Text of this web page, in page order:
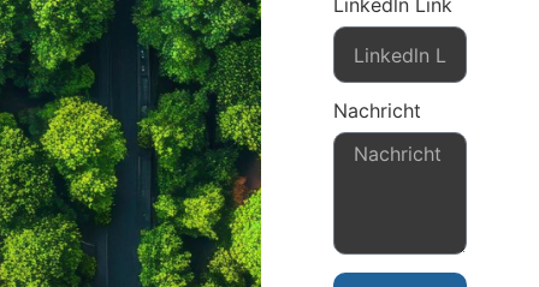
Linkedln Link
Nachricht